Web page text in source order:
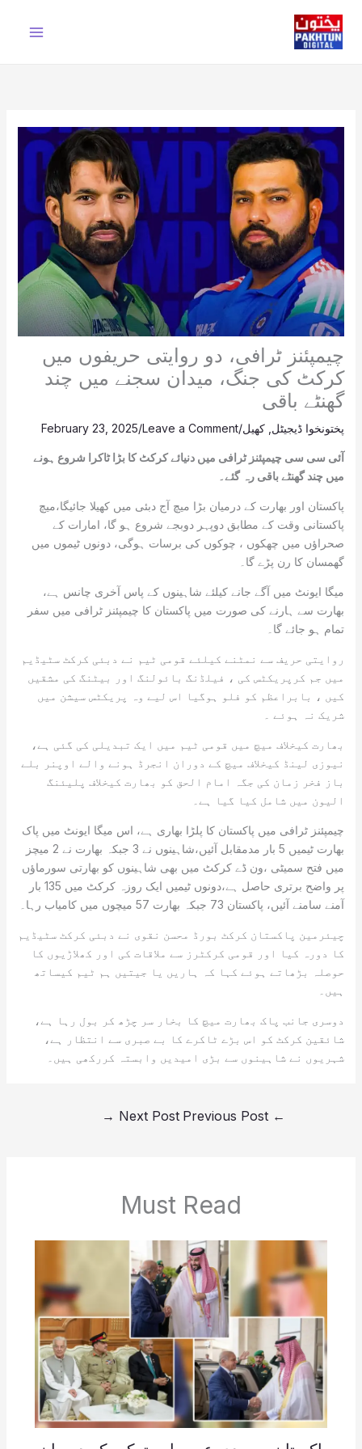
content
چیمپئنز ٹرافی، دو روایتی حریفوں میں
کرکٹ کی جنگ، میدان سجنے میں چند
گھنٹے باقی
پختونخوا ڈیجیٹل کھیل/
Leave a Comment
/
February 23, 2025
آئی سی سی چیمپئنز ٹرافی میں دنیائے کرکٹ کا بڑا ٹاکرا شروع ہونے
میں چند گھنٹے باقی رہ گئے۔
پاکستان اور بھارت کے درمیان بڑا میچ آج دبئی میں کھیلا جائیگا،میچ
پاکستانی وقت کے مطابق دوپہر دوبجے شروع ہو گا، امارات کے
صحراؤں میں چھکوں ، چوکوں کی برسات ہوگی، دونوں ٹیموں میں
گھمسان کا رن پڑے گا۔
میگا ایونٹ میں آگے جانے کیلئے شاہینوں کے پاس آخری چانس ہے،
بھارت سے ہارنے کی صورت میں پاکستان کا چیمپئنز ٹرافی میں سفر
تمام ہو جائے گا۔
روایتی حریف سے نمٹنے کیلئے قومی ٹیم نے دبئی کرکٹ سٹیڈیم
میں جم کرپریکٹس کی ، فیلڈنگ بائولنگ اور بیٹنگ کی مشقیں
کیں ، بابراعظم کو فلو ہوگیا اس لیے وہ پریکٹس سیشن میں
شریک نہ ہوئے ۔
بھارت کیخلاف میچ میں قومی ٹیم میں ایک تبدیلی کی گئی ہے،
نیوزی لینڈ کیخلاف میچ کے دوران انجرڈ ہونے والے اوپنر بلے
باز فخر زمان کی جگہ امام الحق کو بھارت کیخلاف پلیئنگ
الیون میں شامل کیا گیا ہے۔
چیمپئنز ٹرافی میں پاکستان کا پلڑا بھاری ہے، اس میگا ایونٹ میں پاک
بھارت ٹیمیں 5 بار مدمقابل آئیں،شاہینوں نے 3 جبکہ بھارت نے 2 میچز
میں فتح سمیٹی ،ون ڈے کرکٹ میں بھی شاہینوں کو بھارتی سورماؤں
پر واضح برتری حاصل ہے،دونوں ٹیمیں ایک روزہ کرکٹ میں 135 بار
آمنے سامنے آئیں، پاکستان 73 جبکہ بھارت 57 میچوں میں کامیاب رہا۔
چیئرمین پاکستان کرکٹ بورڈ محسن نقوی نے دبئی کرکٹ سٹیڈیم
کا دورہ کیا اور قومی کرکٹرز سے ملاقات کی اور کھلاڑیوں کا
حوصلہ بڑھاتے ہوئے کہا کہ ہاریں یا جیتیں ہم ٹیم کیساتھ
ہیں۔
دوسری جانب پاک بھارت میچ کا بخار سر چڑھ کر بول رہا ہے،
شائقین کرکٹ کو اس بڑے ٹاکرے کا بے صبری سے انتظار ہے،
شہریوں نے شاہینوں سے بڑی امیدیں وابستہ کررکھی ہیں۔
←
Next Post
→
Must Read